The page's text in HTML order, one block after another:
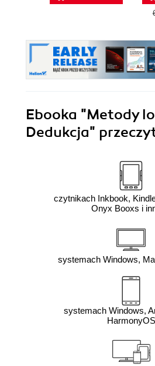
Ebooka "Metody
Dedukcja"
czytnikach Inkbook,
Onyx Booxs i
systemach Windows,
systemach Windows,
HarmonyOS